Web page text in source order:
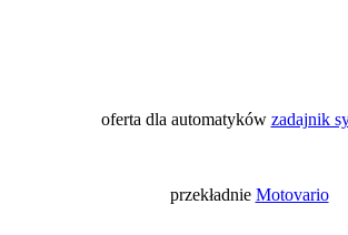
oferta dla automatyków zadajnik
przekładnie Motovario